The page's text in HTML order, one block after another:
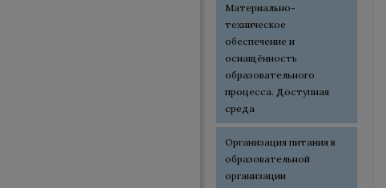
Материально-
техническое
обеспечение и
оснащённость
образовательного
процесса. Доступная
среда
Организация питания в
образовательной
организации